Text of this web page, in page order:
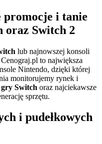
promocje i tanie
oraz Switch 2
lub najnowszej konsoli
to największa
Nintendo, dzięki której
monitorujemy rynek i
Switch oraz najciekawsze
sprzętu.
i pudełkowych